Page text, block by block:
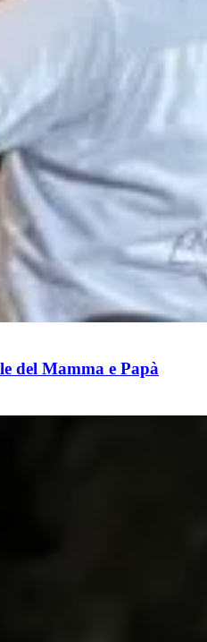
del Mamma e Papà